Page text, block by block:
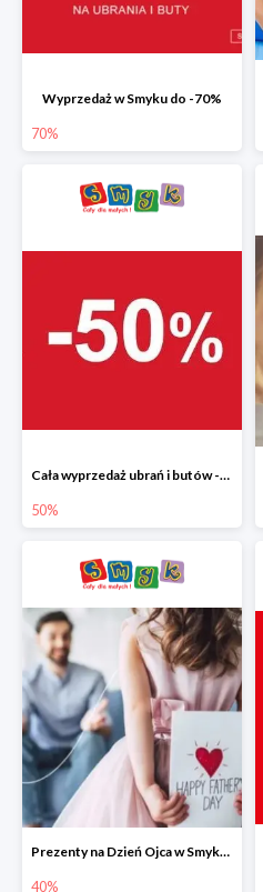
Wyprzedaż w Smyku do -70%
70%
Cała wyprzedaż ubrań i butów -50%
50%
Prezenty na Dzień Ojca w Smyku do -40%
40%